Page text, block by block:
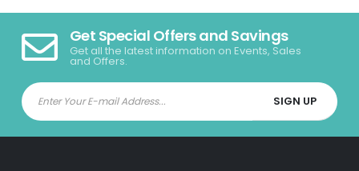
Get Special Offers and Savings
Get all the latest information on Events, Sales
and Offers.